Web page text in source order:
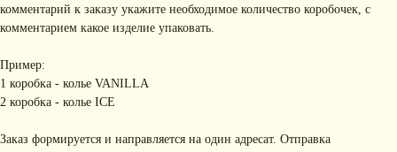
комментарий к заказу укажите необходимое количество коробочек, с
комментарием какое изделие упаковать.
Пример:
1 коробка - колье VANILLA
2 коробка - колье ICE
Заказ формируется и направляется на один адресат. Отправка